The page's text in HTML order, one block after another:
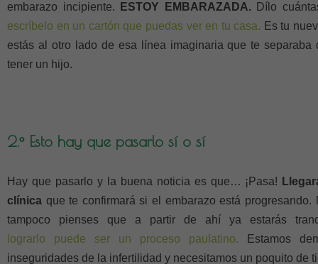
embarazo incipiente.
ESTOY EMBARAZADA.Dílo
escríbelo en un cartón que puedas ver en tu casa. Es tu
estás al otro lado de esa línea imaginaria que te
tener un hijo.
2.º Esto hay que pasarlo sí o sí
Hay que pasarlo y la buena noticia es que… ¡Pasa!
clínica que te confirmará si el embarazo está
tampoco pienses que a partir de ahí ya estarás
lograrlo puede ser un proceso paulatino.
Estamos
inseguridades de la infertilidad y necesitamos un poquito de